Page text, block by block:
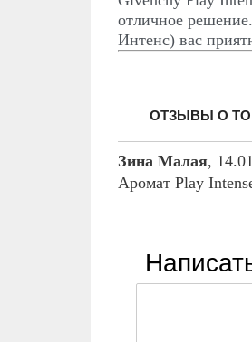
отличное
Интенс) вас
ОТЗЫВЫ О
Зина Малая,
Аромат Play